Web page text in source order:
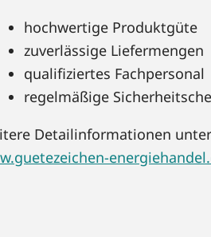
hochwertige Produktgüte
zuverlässige Liefermengen
qualifiziertes Fachpersonal
regelmäßige
Detailinformationen unter